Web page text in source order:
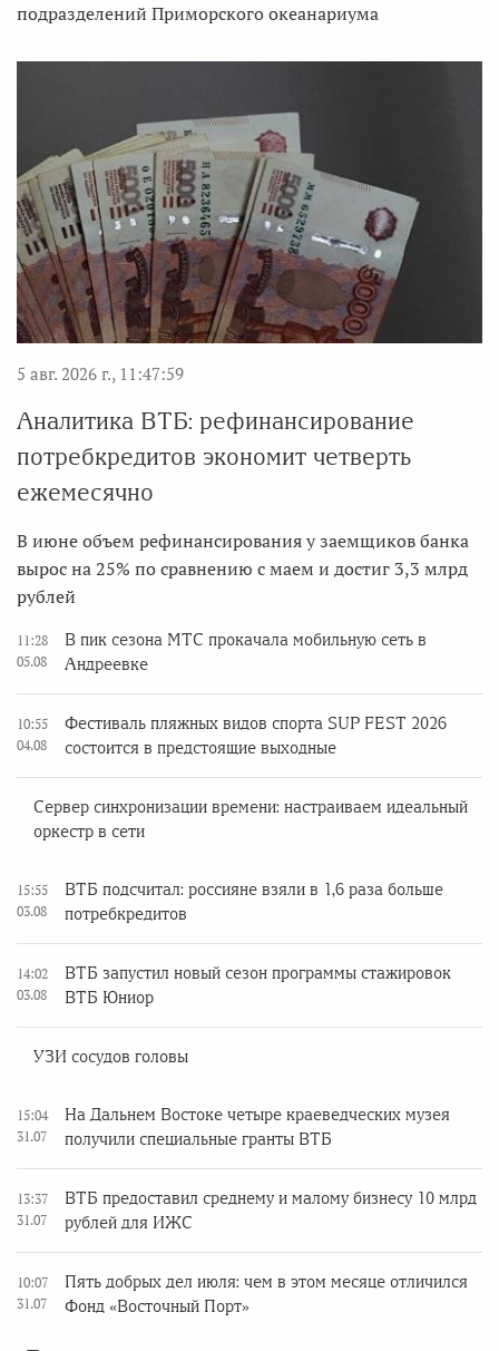
подразделений Приморского океанариума
5 авг. 2026 г., 11:47:59
Аналитика ВТБ: рефинансирование
потребкредитов экономит четверть
ежемесячно
В июне объем рефинансирования у заемщиков банка
вырос на 25% по сравнению с маем и достиг 3,3 млрд
рублей
11:28
05.08
В пик сезона МТС прокачала мобильную сеть в
Андреевке
10:55
04.08
Фестиваль пляжных видов спорта SUP FEST 2026
состоится в предстоящие выходные
Сервер синхронизации времени: настраиваем идеальный
оркестр в сети
15:55
03.08
ВТБ подсчитал: россияне взяли в 1,6 раза больше
потребкредитов
14:02
03.08
ВТБ запустил новый сезон программы стажировок
ВТБ Юниор
УЗИ сосудов головы
15:04
31.07
На Дальнем Востоке четыре краеведческих музея
получили специальные гранты ВТБ
13:37
31.07
ВТБ предоставил среднему и малому бизнесу 10 млрд
рублей для ИЖС
10:07
31.07
Пять добрых дел июля: чем в этом месяце отличился
Фонд «Восточный Порт»